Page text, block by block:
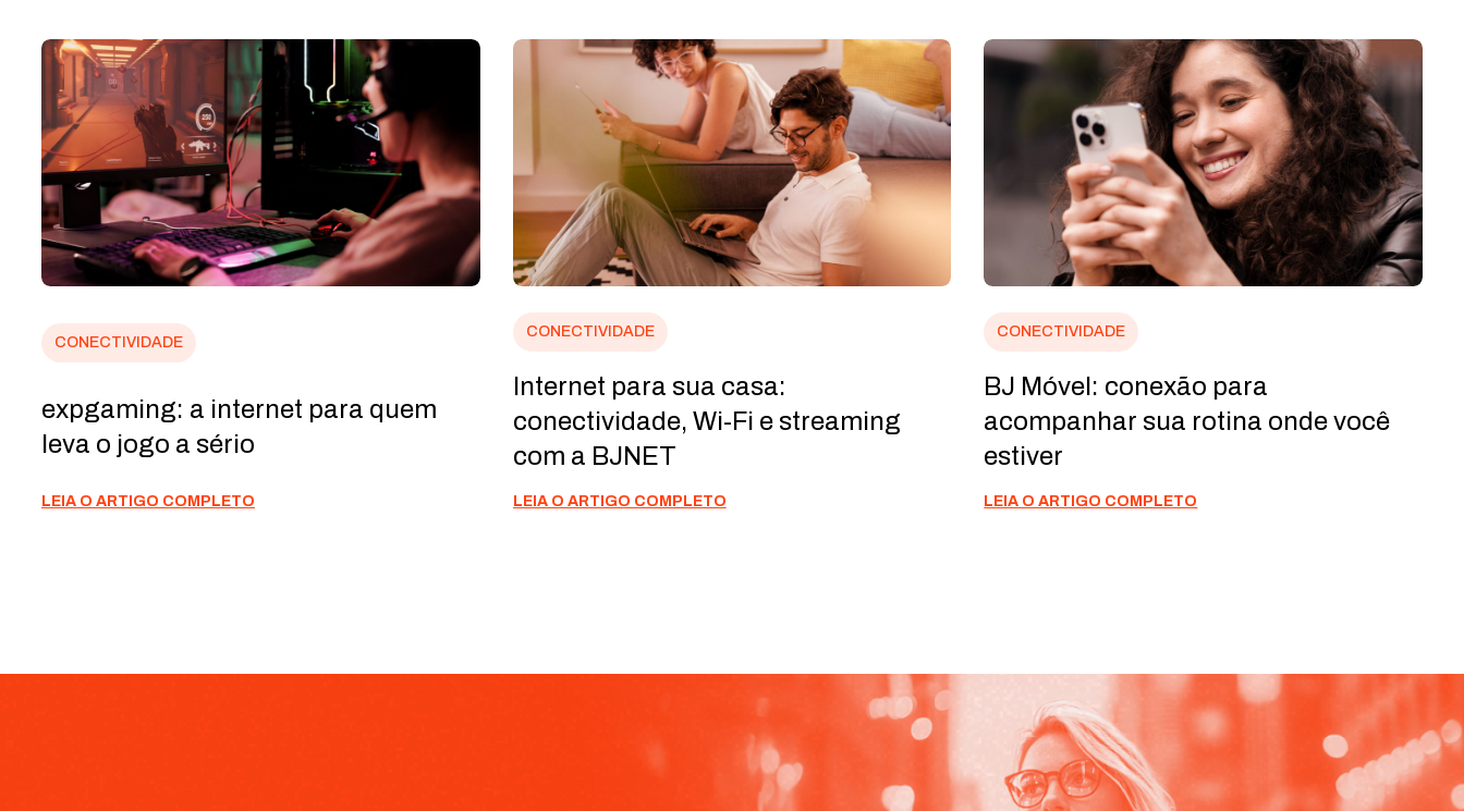
CONECTIVIDADE
expgaming: a internet para quem
leva o jogo a sério
LEIA O ARTIGO COMPLETO
CONECTIVIDADE
Internet para sua casa:
conectividade, Wi-Fi e streaming
com a BJNET
LEIA O ARTIGO COMPLETO
CONECTIVIDADE
BJ Móvel: conexão para
acompanhar sua rotina onde você
estiver
LEIA O ARTIGO COMPLETO